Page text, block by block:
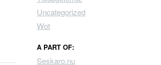
Uncategorized
Wot
A PART OF:
Seskaro.nu